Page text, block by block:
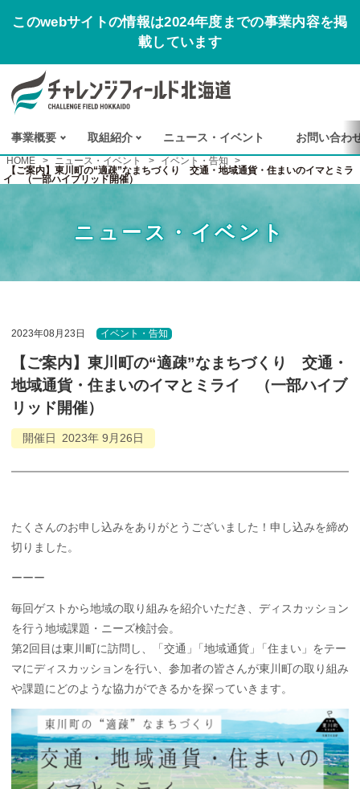
このwebサイトの情報は2024年度までの事業内容を掲
載しています
事業概要 取組紹介 ニュース ・ イベント お問い合わ
HOME > ニュース・イベント > イベント・告知
>
【ご案内】東川町の“適疎”なまちづくり 交通・地域通貨・住まいのイマとミラ
イ （一部ハイブリッド開催）
ニュース・イベント
2023年08月23日 イベント・告知
【ご案内】 東川町の“適疎”なまちづくり 交通 ・
地域通貨・ 住まいのイマと ミライ （一部ハイブ
リッド開催）
開催日 2023年 9月 26日
たくさんのお申し込みをありがとうございました！申し込みを締め
切りました。
ーーー
毎回ゲストから地域の取り組みを紹介いただき、ディスカッション
を行う地域課題・ニーズ検討会。
第2回目は東川町に訪問し、
「交通 」 「地域通貨 」 「住まい」 をテー
マにディスカッションを行い、参加者の皆さんが東川町の取り組み
や課題にどのような協力ができるかを探っていきます。